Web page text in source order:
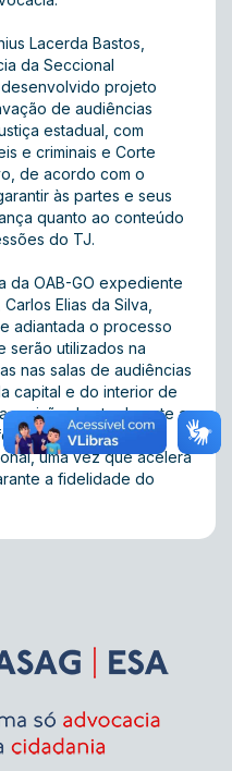
Lacerda Bastos,
da Seccional
projeto
de audiências
estadual, com
e criminais e Corte
de acordo com o
às partes e seus
quanto ao conteúdo
do TJ.
da OAB-GO expediente
Elias da Silva,
adiantada o processo
serão utilizados na
nas salas de audiências
capital e do interior de
revisão da ata durante a
maior agilidade e
uma vez que acelera
a fidelidade do